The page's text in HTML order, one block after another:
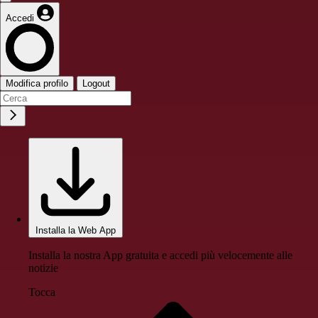
Accedi
Modifica profilo Logout
Installa la Web App
Installa la nostra App gratuita e accedi più velocemente alle
notizie
Tocca